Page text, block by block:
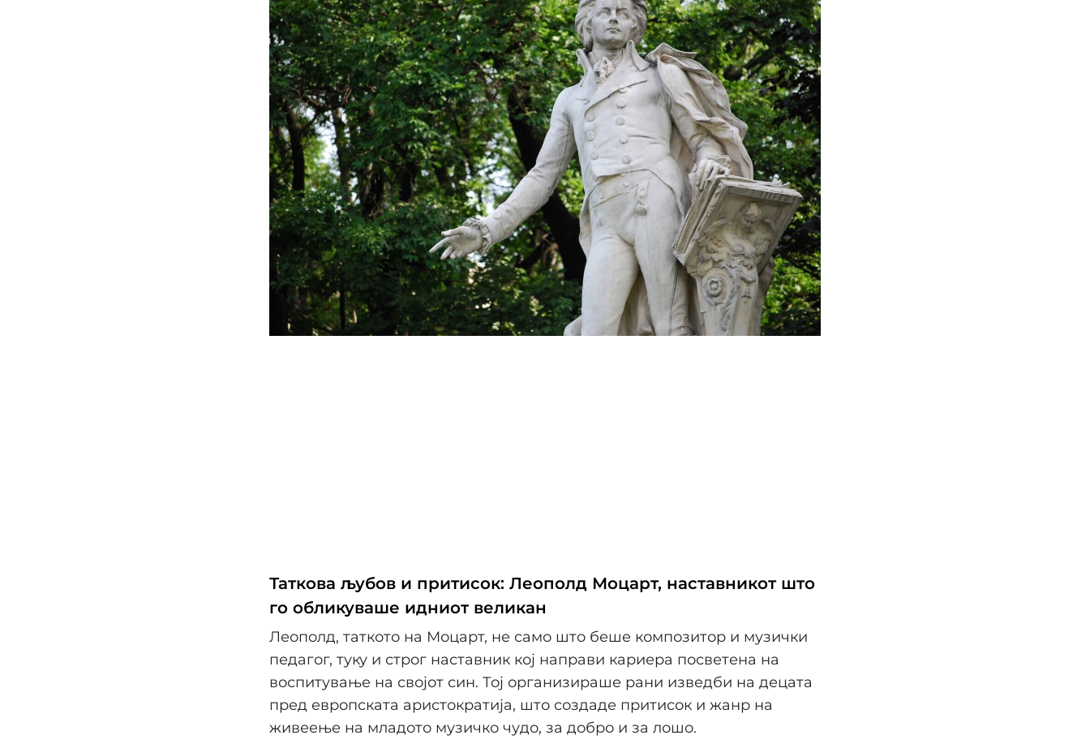
Таткова љубов и притисок: Леополд Моцарт, наставникот што
го обликуваше идниот великан
Леополд, таткото на Моцарт, не само што беше композитор и музички
педагог, туку и строг наставник кој направи кариера посветена на
воспитување на својот син. Тој организираше рани изведби на децата
пред европската аристократија, што создаде притисок и жанр на
живеење на младото музичко чудо, за добро и за лошо.